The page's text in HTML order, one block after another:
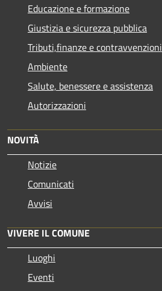
Educazione e formazione
Giustizia e sicurezza pubblica
Tributi,finanze e contravvenzioni
Ambiente
Salute, benessere e assistenza
Autorizzazioni
NOVITÀ
Notizie
Comunicati
Avvisi
VIVERE IL COMUNE
Luoghi
Eventi